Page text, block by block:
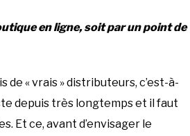
en ligne, soit par un point de
« vrais » distributeurs, c’est-à-
depuis très longtemps et il faut
Et ce, avant d’envisager le